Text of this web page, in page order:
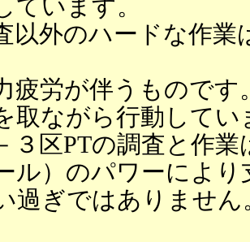
ています。
以外のハードな作
疲労が伴うもので
取ながら行動してい
３区PTの調査と作
ル）のパワーによ
過ぎではありませ